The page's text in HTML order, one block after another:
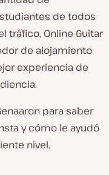
de todos
tráfico, Online Guitar
de alojamiento
experiencia de
para saber
y cómo le ayudó
nivel.